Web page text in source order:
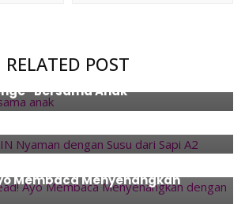
RELATED POST
Game Online “Kado dari
Bersama Anak
, Entertainment,Family ,Kids' Activity
Membaca Menyenangkan